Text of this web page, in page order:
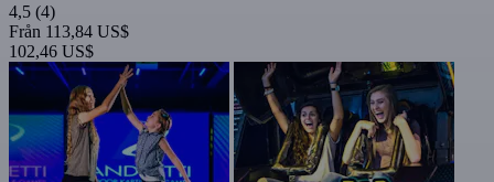
4,5 (4)
Från 113,84 US$
102,46 US$